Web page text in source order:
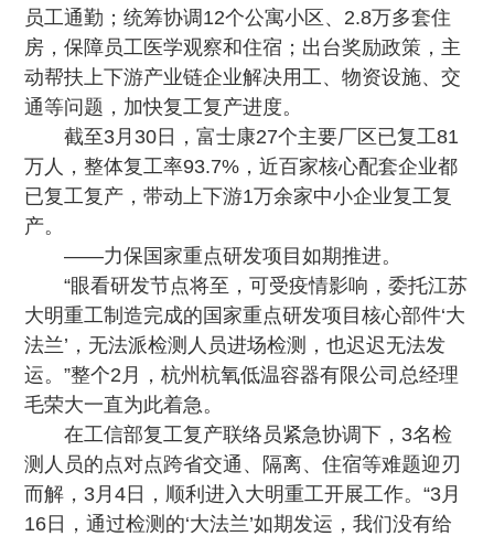
员工通勤；统筹协调12个公寓小区、2.8万多套住
房，保障员工医学观察和住宿；出台奖励政策，主
动帮扶上下游产业链企业解决用工、物资设施、交
通等问题，加快复工复产进度。
截至3月30日，富士康27个主要厂区已复工81
万人，整体复工率93.7%，近百家核心配套企业都
已复工复产，带动上下游1万余家中小企业复工复
产。
——力保国家重点研发项目如期推进。
“眼看研发节点将至，可受疫情影响，委托江苏
大明重工制造完成的国家重点研发项目核心部件‘大
法兰’，无法派检测人员进场检测，也迟迟无法发
运。”整个2月，杭州杭氧低温容器有限公司总经理
毛荣大一直为此着急。
在工信部复工复产联络员紧急协调下，3名检
测人员的点对点跨省交通、隔离、住宿等难题迎刃
而解，3月4日，顺利进入大明重工开展工作。“3月
16日，通过检测的‘大法兰’如期发运，我们没有给